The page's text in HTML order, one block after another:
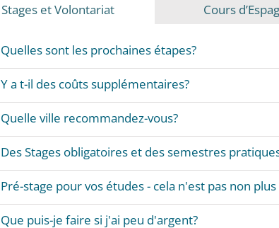
Stages et Volontariat Cours
Quelles sont les prochaines étapes?
Y a t-il des coûts supplémentaires?
Quelle ville recommandez-vous?
Des Stages obligatoires et des semestres
Pré-stage pour vos études - cela n'est pas non
Que puis-je faire si j'ai peu d'argent?